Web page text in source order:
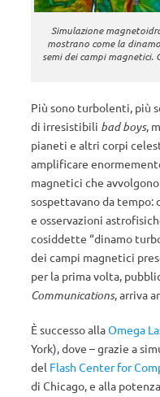
Simulazione
mostrano come la
semi dei campi magnetici.
Più sono turbolenti, più
di irresistibili bad boys,
pianeti e altri corpi
amplificare
magnetici che
sospettavano da tempo:
e osservazioni
cosiddette “dinamo
dei campi magnetici
per la prima volta,
Communications, arriva
È successo allaOmega
York), dove – grazie a
del Flash Center for
di Chicago, e alla